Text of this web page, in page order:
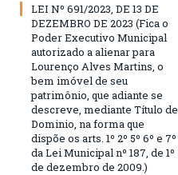
LEI Nº 691/2023, DE 13 DE
DEZEMBRO DE 2023 (Fica o
Poder Executivo Municipal
autorizado a alienar para
Lourenço Alves Martins, o
bem imóvel de seu
patrimônio, que adiante se
descreve, mediante Título de
Dominio, na forma que
dispõe os arts. 1º 2º 5º 6º e 7º
da Lei Municipal nº 187, de 1º
de dezembro de 2009.)